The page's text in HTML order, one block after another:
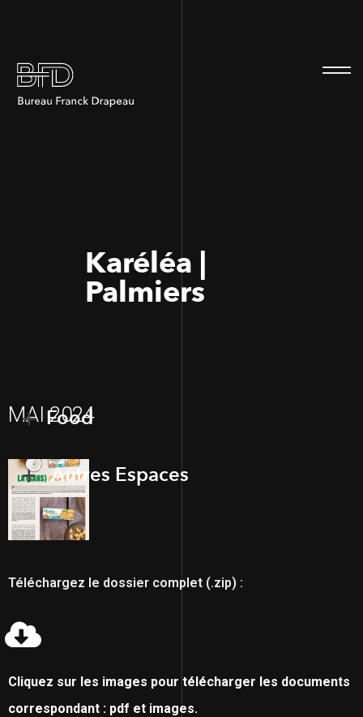
Karéléa |
Palmiers
MAI 2024
Food
Autres Espaces
Téléchargez le dossier complet (.zip) :
Cliquez sur les images pour télécharger les documents
correspondant : pdf et images.